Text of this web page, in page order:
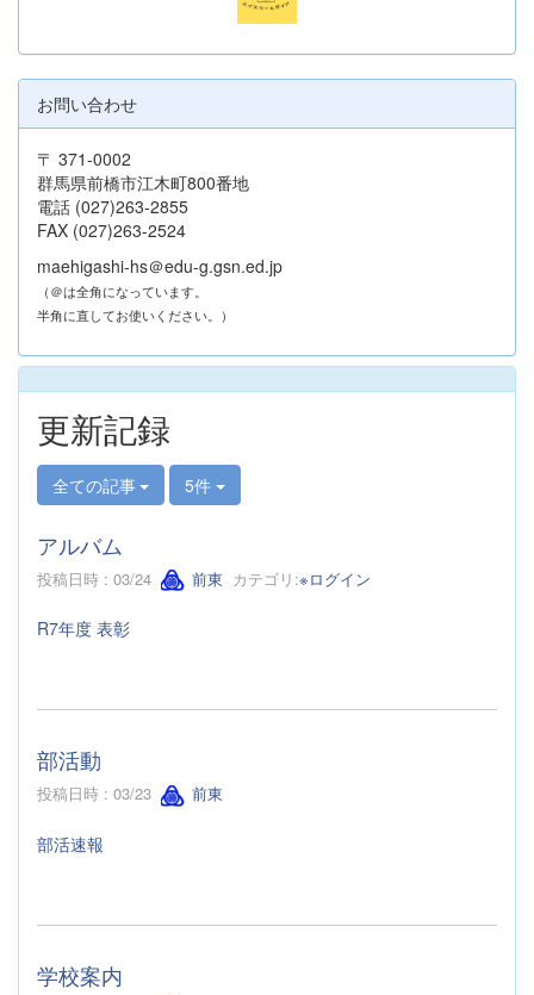
お問い合わせ
〒 371-0002
群馬県前橋市江木町800番地
電話 (027)263-2855
FAX (027)263-2524
maehigashi-hs＠edu-g.gsn.ed.jp
（＠は全角になっています。
半角に直してお使いください。）
更新記録
全ての記事 5件
アルバム
投稿日時 : 03/24 前東 カテゴリ:※ログイン
R7年度 表彰
部活動
投稿日時 : 03/23 前東
部活速報
学校案内